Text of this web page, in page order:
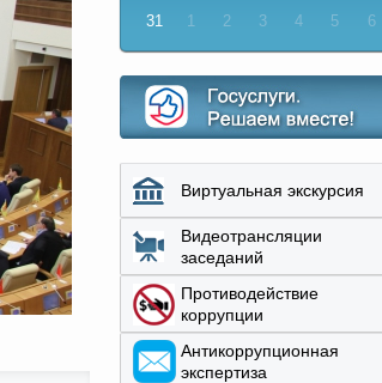
31
1 2 3 4 5 6
Виртуальная экскурсия
Видеотрансляции
заседаний
Противодействие
коррупции
Aнтикоррупционная
экспертиза